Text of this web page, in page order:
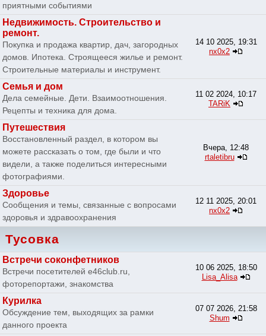
приятными событиями
Недвижимость. Строительство и
ремонт.
Покупка и продажа квартир, дач, загородных
домов. Ипотека. Строящееся жилье и ремонт.
Строительные материалы и инструмент.
14 10 2025, 19:31
nx0x2
Семья и дом
Дела семейные. Дети. Взаимоотношения.
Рецепты и техника для дома.
11 02 2024, 10:17
TARiK
Путешествия
Восстановленный раздел, в котором вы
можете рассказать о том, где были и что
видели, а также поделиться интересными
фотографиями.
Вчера, 12:48
rtaletibru
Здоровье
Сообщения и темы, связанные с вопросами
здоровья и здравоохранения
12 11 2025, 20:01
nx0x2
Тусовка
Встречи соконфетников
Встречи посетителей e46club.ru,
фоторепортажи, знакомства
10 06 2025, 18:50
Lisa_Alisa
Курилка
Обсуждение тем, выходящих за рамки
данного проекта
07 07 2026, 21:58
Shum